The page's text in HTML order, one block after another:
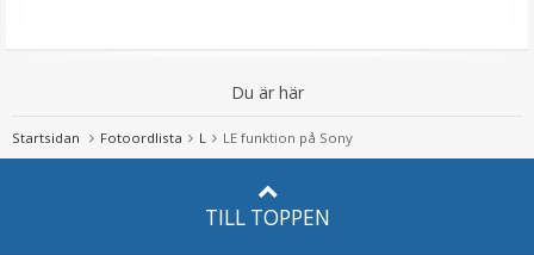
Du är här
Startsidan Fotoordlista L LE funktion på Sony
TILL TOPPEN